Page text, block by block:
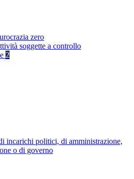
zero
soggette a controllo
2
incarichi politici, di amministrazione,
o di governo